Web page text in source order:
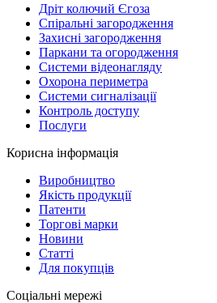
Дріт колючий Єгоза
Спіральні загородження
Захисні загородження
Паркани та огородження
Системи відеонагляду
Охорона периметра
Системи сигналізації
Контроль доступу
Послуги
Корисна інформація
Виробництво
Якість продукції
Патенти
Торгові марки
Новини
Статті
Для покупців
Соціальні мережі